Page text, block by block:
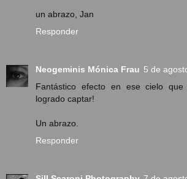
un abrazo, Jan
Responder
Neogeminis Mónica Frau 5 de
Fantástico efecto en ese cielo que
logrado captar!
Un abrazo.
Responder